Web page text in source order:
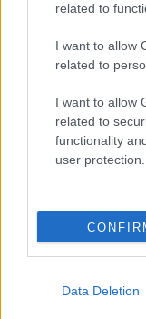
related to
I want to allow
related to
I want to allow
related to
functionality
user protection.
Data Deletion
ÉDESKESERŰ
A bejegyzés
https://
Kommentek:
minősülnek, értük a